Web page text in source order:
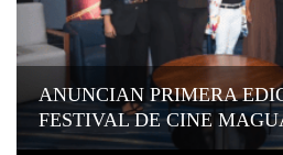
ANUNCIAN PRIMERA
FESTIVAL DE CINE